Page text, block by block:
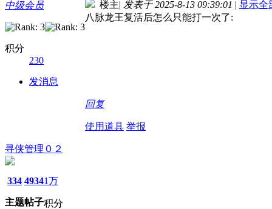
中级会员
积分
230
发消息
楼主| 发表于 2025-8-13 09:39:01 | 显示全
八脉龙王复活后怎么只能打一次了:
回复
使用道具 举报
寻侠管理０２
334
主题
4934
帖子
1万
积分